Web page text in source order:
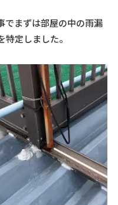
でまずは部屋の中の雨漏
定しました。